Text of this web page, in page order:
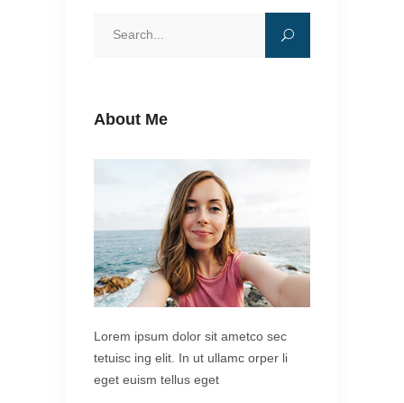
About Me
Lorem ipsum dolor sit ametco sec
tetuisc ing elit. In ut ullamc orper li
eget euism tellus eget